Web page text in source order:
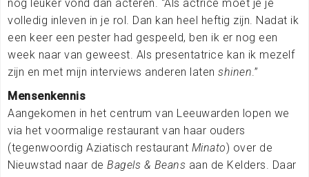
nóg leuker vond dan acteren. “Als actrice moet je je
volledig inleven in je rol. Dan kan heel heftig zijn. Nadat ik
een keer een pester had gespeeld, ben ik er nog een
week naar van geweest. Als presentatrice kan ik mezelf
zijn en met mijn interviews anderen laten shinen .”
Mensenkennis
Aangekomen in het centrum van Leeuwarden lopen we
via het voormalige restaurant van haar ouders
(tegenwoordig Aziatisch restaurant Minato) over de
Nieuwstad naar de Bagels & Beans aan de Kelders. Daar